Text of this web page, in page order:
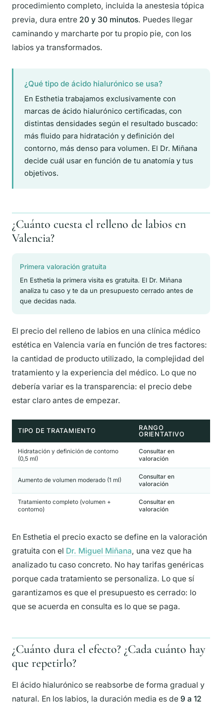
procedimiento completo, incluida la anestesia tópica
previa, dura entre 20 y 30 minutos. Puedes llegar
caminando y marcharte por tu propio pie, con los
labios ya transformados.
¿Qué tipo de ácido hialurónico se usa?
En Esthetia trabajamos exclusivamente con
marcas de ácido hialurónico certificadas, con
distintas densidades según el resultado buscado:
más fluido para hidratación y definición del
contorno, más denso para volumen. El Dr. Miñana
decide cuál usar en función de tu anatomía y tus
objetivos.
¿Cuánto cuesta el relleno de labios en
Valencia?
Primera valoración gratuita
En Esthetia la primera visita es gratuita. El Dr. Miñana
analiza tu caso y te da un presupuesto cerrado antes de
que decidas nada.
El precio del relleno de labios en una clínica médico
estética en Valencia varía en función de tres factores:
la cantidad de producto utilizado, la complejidad del
tratamiento y la experiencia del médico. Lo que no
debería variar es la transparencia: el precio debe
estar claro antes de empezar.
TIPO DE TRATAMIENTO
RANGO
ORIENTATIVO
Hidratación y definición de contorno
(0,5 ml)
Consultar en
valoración
Aumento de volumen moderado (1 ml)
Consultar en
valoración
Tratamiento completo (volumen +
contorno)
Consultar en
valoración
En Esthetia el precio exacto se define en la valoración
gratuita con el Dr. Miguel Miñana, una vez que ha
analizado tu caso concreto. No hay tarifas genéricas
porque cada tratamiento se personaliza. Lo que sí
garantizamos es que el presupuesto es cerrado: lo
que se acuerda en consulta es lo que se paga.
¿Cuánto dura el efecto? ¿Cada cuánto hay
que repetirlo?
El ácido hialurónico se reabsorbe de forma gradual y
natural. En los labios, la duración media es de 9 a 12